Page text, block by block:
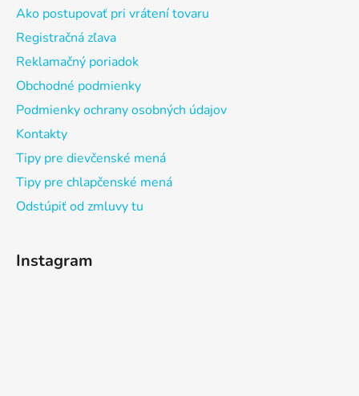
Ako postupovať pri vrátení tovaru
Registračná zľava
Reklamačný poriadok
Obchodné podmienky
Podmienky ochrany osobných údajov
Kontakty
Tipy pre dievčenské mená
Tipy pre chlapčenské mená
Odstúpiť od zmluvy tu
Instagram